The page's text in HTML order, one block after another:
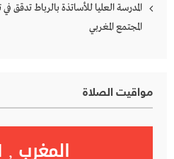
المدرسة العليا للأساتذة بالرباط تدقق
المجتمع المغربي
مواقيت الصلاة